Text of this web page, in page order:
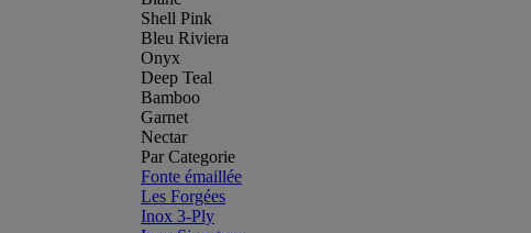
Shell Pink
Bleu Riviera
Onyx
Deep Teal
Bamboo
Garnet
Nectar
Par Categorie
Fonte émaillée
Les Forgées
Inox 3-Ply